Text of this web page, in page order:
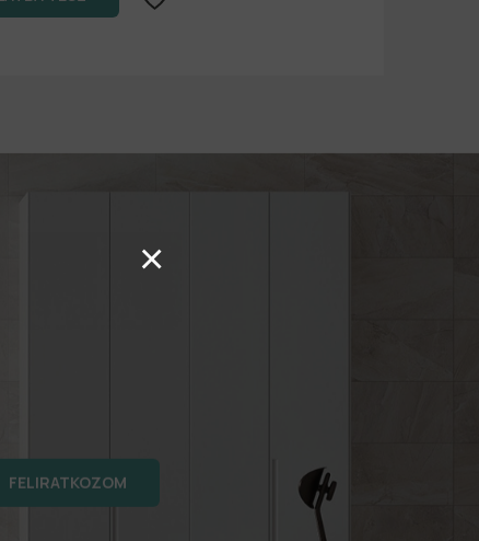
FELIRATKOZOM
×